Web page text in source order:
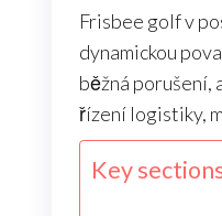
Frisbee golf v
dynamickou
běžná porušení,
řízení logistiky,
Key